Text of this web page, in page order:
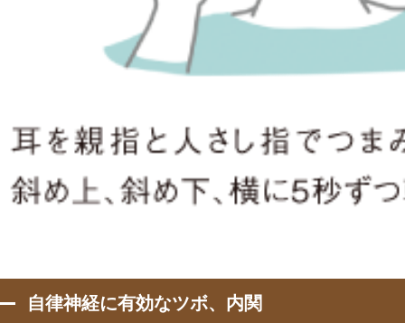
自律神経に有効なツボ、内関